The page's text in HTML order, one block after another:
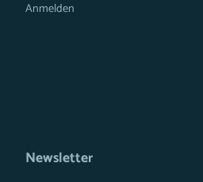
Anmelden
Newsletter